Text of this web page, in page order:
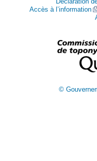
Accès à l’information
©